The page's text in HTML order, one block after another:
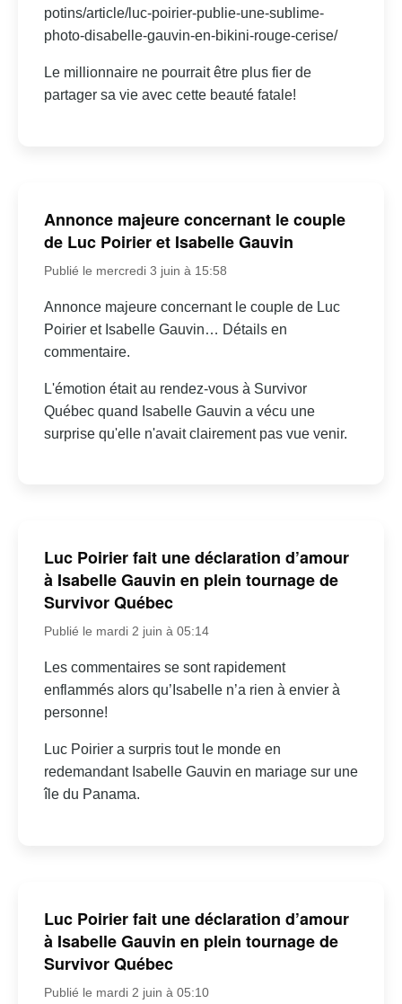
potins/article/luc-poirier-publie-une-sublime-
photo-disabelle-gauvin-en-bikini-rouge-cerise/
Le millionnaire ne pourrait être plus fier de
partager sa vie avec cette beauté fatale!
Annonce majeure concernant le couple
de Luc Poirier et Isabelle Gauvin
Publié le mercredi 3 juin à 15:58
Annonce majeure concernant le couple de Luc
Poirier et Isabelle Gauvin… Détails en
commentaire.
L'émotion était au rendez-vous à Survivor
Québec quand Isabelle Gauvin a vécu une
surprise qu'elle n'avait clairement pas vue venir.
Luc Poirier fait une déclaration d’amour
à Isabelle Gauvin en plein tournage de
Survivor Québec
Publié le mardi 2 juin à 05:14
Les commentaires se sont rapidement
enflammés alors qu’Isabelle n’a rien à envier à
personne!
Luc Poirier a surpris tout le monde en
redemandant Isabelle Gauvin en mariage sur une
île du Panama.
Luc Poirier fait une déclaration d’amour
à Isabelle Gauvin en plein tournage de
Survivor Québec
Publié le mardi 2 juin à 05:10